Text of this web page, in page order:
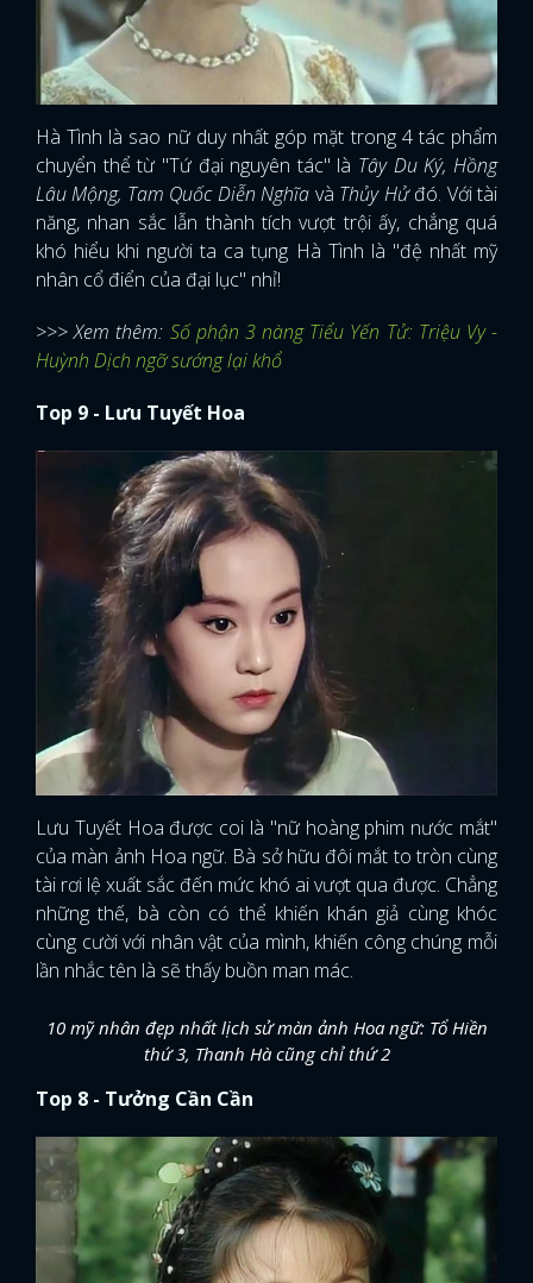
Hà Tình là sao nữ duy nhất góp mặt trong 4 tác phẩm
chuyển thể từ "Tứ đại nguyên tác" là Tây Du Ký, Hồng
Lâu Mộng, Tam Quốc Diễn Nghĩa và Thủy Hửđó. Với tài
năng, nhan sắc lẫn thành tích vượt trội ấy, chẳng quá
khó hiểu khi người ta ca tụng Hà Tình là "đệ nhất mỹ
nhân cổ điển của đại lục" nhỉ!
>>> Xem thêm: Số phận 3 nàng Tiểu Yến Tử: Triệu Vy -
Huỳnh Dịch ngỡ sướng lại khổ
Top 9 - Lưu Tuyết Hoa
Lưu Tuyết Hoa được coi là "nữ hoàng phim nước mắt"
của màn ảnh Hoa ngữ. Bà sở hữu đôi mắt to tròn cùng
tài rơi lệ xuất sắc đến mức khó ai vượt qua được. Chẳng
những thế, bà còn có thể khiến khán giả cùng khóc
cùng cười với nhân vật của mình, khiến công chúng mỗi
lần nhắc tên là sẽ thấy buồn man mác.
10 mỹ nhân đẹp nhất lịch sử màn ảnh Hoa ngữ: Tổ Hiền
thứ 3, Thanh Hà cũng chỉ thứ 2
Top 8 - Tưởng Cần Cần